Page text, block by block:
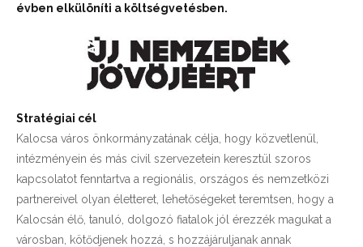
évben elkülöníti a költségvetésben.
Stratégiai cél
Kalocsa város önkormányzatának célja, hogy közvetlenül,
intézményein és más civil szervezetein keresztül szoros
kapcsolatot fenntartva a regionális, országos és nemzetközi
partnereivel olyan életteret, lehetőségeket teremtsen, hogy a
Kalocsán élő, tanuló, dolgozó fiatalok jól érezzék magukat a
városban, kötődjenek hozzá, s hozzájáruljanak annak